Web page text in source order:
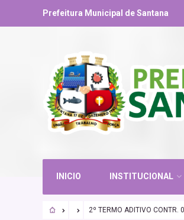
Prefeitura Municipal de Santana
INICIO INSTITUCIONAL
2º TERMO ADITIVO CONTR.